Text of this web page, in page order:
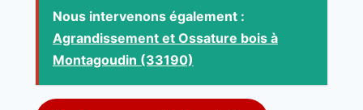
Nous intervenons également :
Agrandissement et Ossature bois à
Montagoudin (33190)